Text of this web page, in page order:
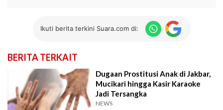
Ikuti berita terkini Suara.com di:
BERITA TERKAIT
Dugaan Prostitusi Anak di Jakbar,
Mucikari hingga Kasir Karaoke
Jadi Tersangka
NEWS